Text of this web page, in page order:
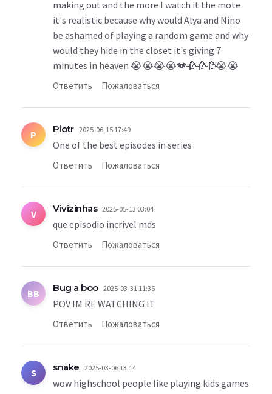
making out and the more I watch it the mote
it's realistic because why would Alya and Nino
be ashamed of playing a random game and why
would they hide in the closet it's giving 7
minutes in heaven 😭😭😭😭💔🥀🥀🥀😭😭
Ответить Пожаловаться
P Piotr 2025-06-15 17:49
One of the best episodes in series
Ответить Пожаловаться
V Vivizinhas 2025-05-13 03:04
que episodio incrivel mds
Ответить Пожаловаться
BB Bug a boo 2025-03-31 11:36
POV IM RE WATCHING IT
Ответить Пожаловаться
S snake 2025-03-06 13:14
wow highschool people like playing kids games